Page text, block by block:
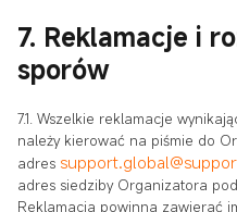
7. Reklamacje i
sporów
7.1. Wszelkie reklamacje
należy kierować na piśmie do
adres
adres siedziby Organizatora
Reklamacja powinna zawierać